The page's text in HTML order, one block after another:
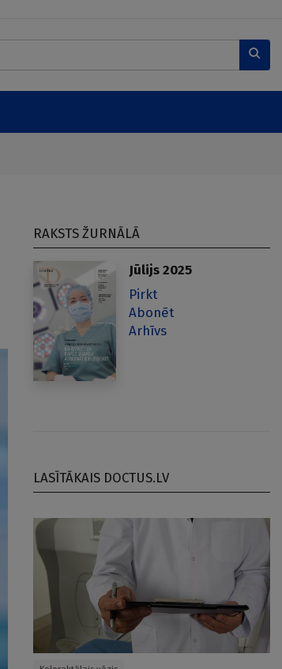
RAKSTS ŽURNĀLĀ
Jūlijs 2025
Pirkt
Abonēt
Arhīvs
LASĪTĀKAIS DOCTUS.LV